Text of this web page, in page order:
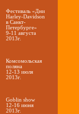
Фестиваль «Дни
Harley-Davidson
в Санкт-
Петербурге»
9-11 августа
2013г.
Комсомольская
поляна
12-13 июля
2013г.
Goblin show
12-16 июня
2013г.